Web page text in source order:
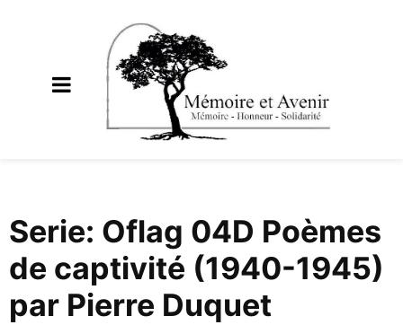
Serie: Oflag 04D Poèmes
de captivité (1940-1945)
par Pierre Duquet